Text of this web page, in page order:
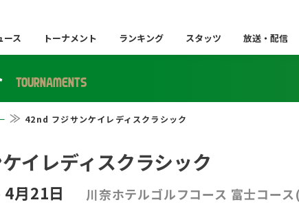
ース トーナメント ランキング スタッツ 放送・配信
TOURNAMENTS
42nd フジサンケイレディスクラシック
イレディスクラシック
月21日 川奈ホテルゴルフコース 富士コー